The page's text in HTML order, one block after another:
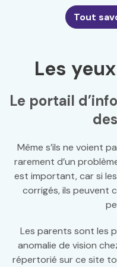
Tout
Les
Le portail
Même s’ils ne voient
rarement d’un
est important, car si
corrigés, ils peuvent
Les parents sont les
anomalie de vision
répertorié sur ce site